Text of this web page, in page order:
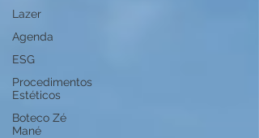
Lazer
Agenda
ESG
Procedimentos
Estéticos
Boteco Zé
Mané